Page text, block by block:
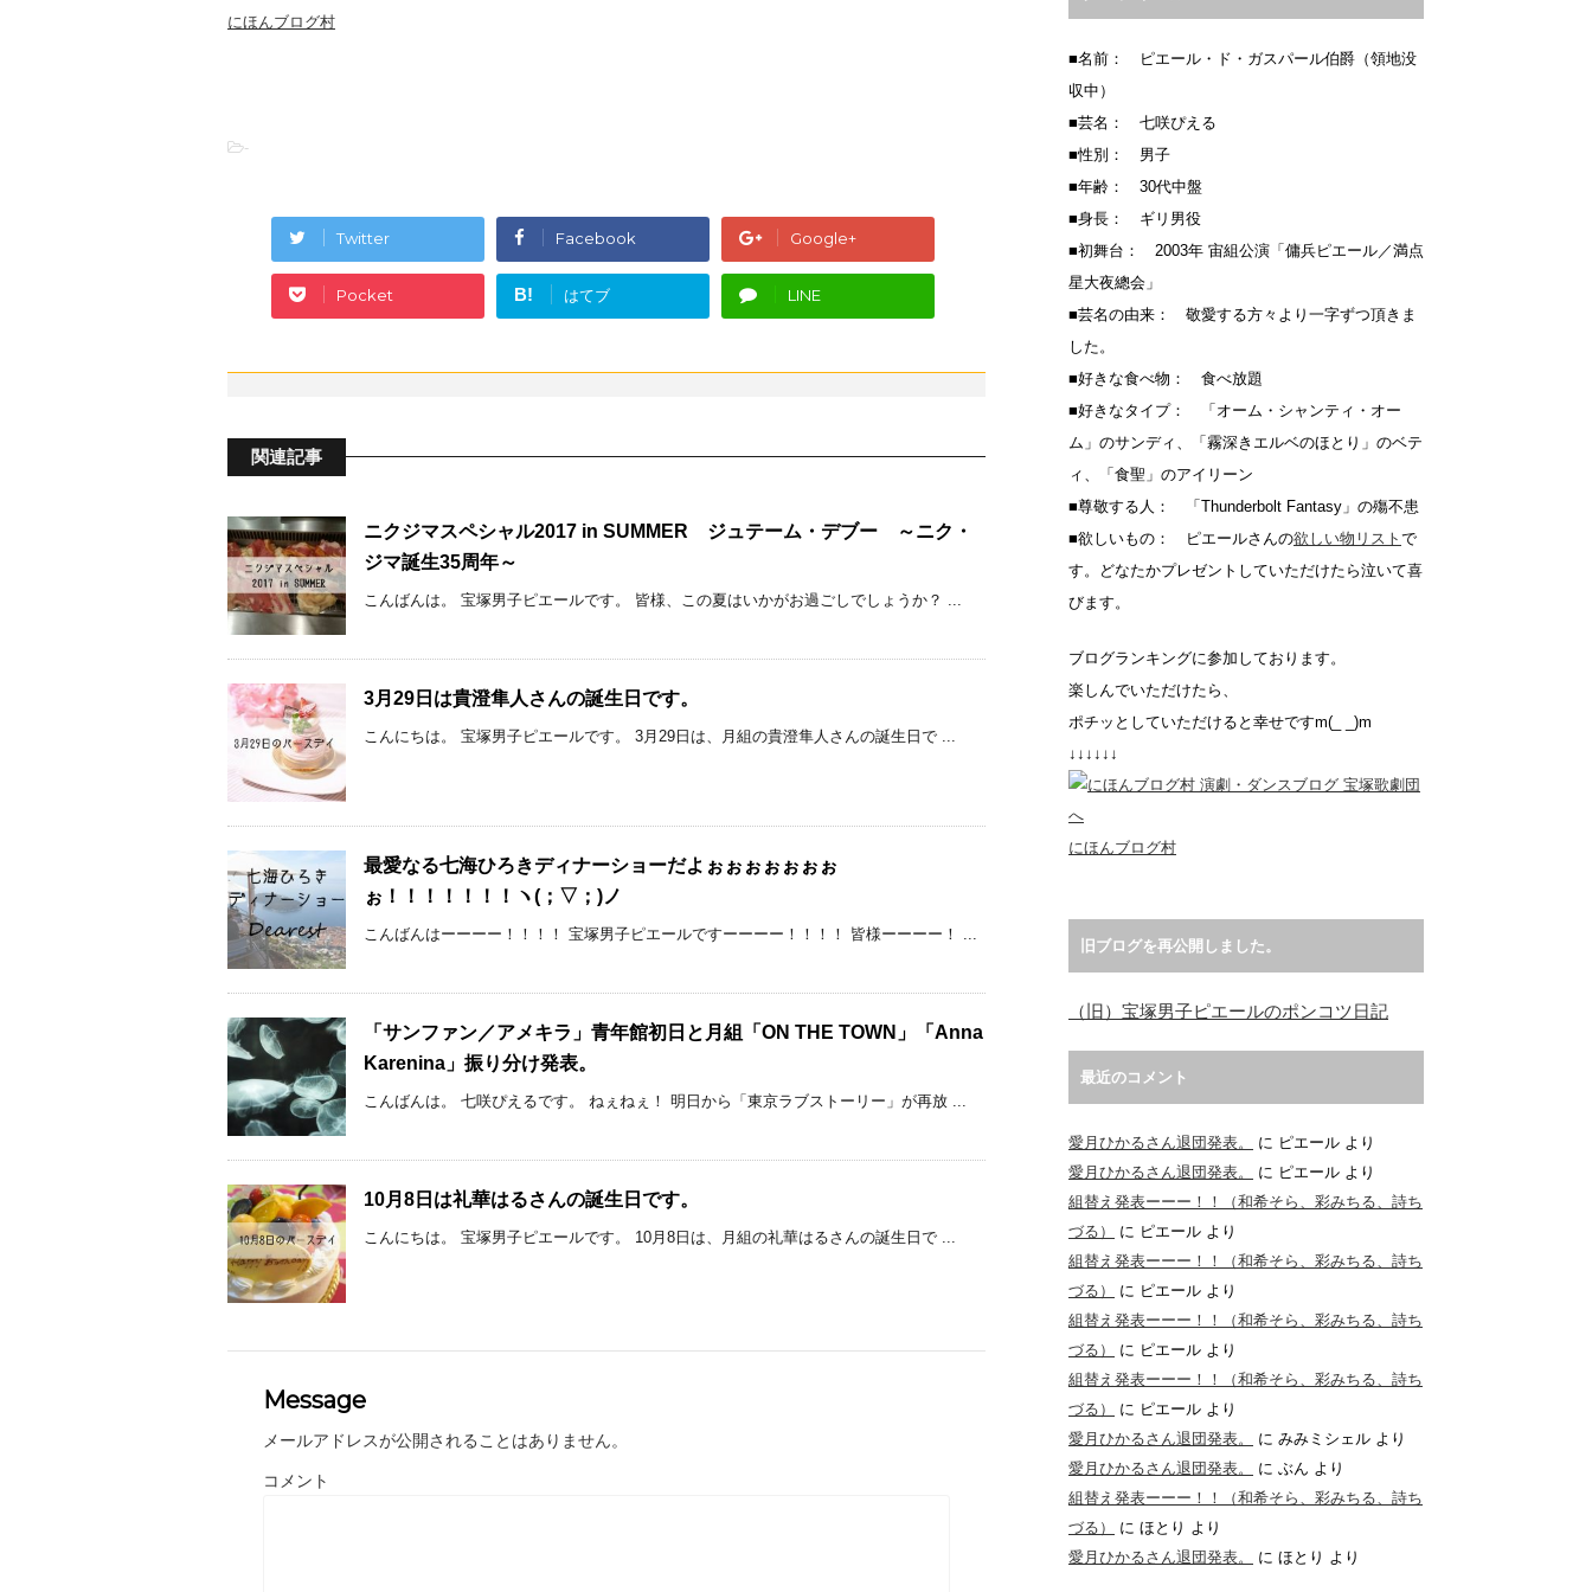
にほんブログ村
-
Twitter Facebook Google+
Pocket B! はてブ LINE
関連記事
ニクジマスペシャル2017 in SUMMER ジュテーム・デブー ～ニク・
ジマ誕生35周年～
こんばんは。 宝塚男子ピエールです。 皆様、この夏はいかがお過ごしでしょうか？ ...
3月29日は貴澄隼人さんの誕生日です。
こんにちは。 宝塚男子ピエールです。 3月29日は、月組の貴澄隼人さんの誕生日で ...
最愛なる七海ひろきディナーショーだよぉぉぉぉぉぉぉ
ぉ！！！！！！！ヽ(；▽；)ノ
こんばんはーーーー！！！！ 宝塚男子ピエールですーーーー！！！！ 皆様ーーーー！ ...
「サンファン／アメキラ」青年館初日と月組「ON THE TOWN」「Anna
Karenina」振り分け発表。
こんばんは。 七咲ぴえるです。 ねぇねぇ！ 明日から「東京ラブストーリー」が再放 ...
10月8日は礼華はるさんの誕生日です。
こんにちは。 宝塚男子ピエールです。 10月8日は、月組の礼華はるさんの誕生日で ...
Message
メールアドレスが公開されることはありません。
コメント
■名前： ピエール・ド・ガスパール伯爵（領地没
収中）
■芸名： 七咲ぴえる
■性別： 男子
■年齢： 30代中盤
■身長： ギリ男役
■初舞台： 2003年 宙組公演「傭兵ピエール／満点
星大夜總会」
■芸名の由来： 敬愛する方々より一字ずつ頂きま
した。
■好きな食べ物： 食べ放題
■好きなタイプ： 「オーム・シャンティ・オー
ム」のサンディ、「霧深きエルベのほとり」のベテ
ィ、「食聖」のアイリーン
■尊敬する人： 「Thunderbolt Fantasy」の殤不患
■欲しいもの： ピエールさんの欲しい物リスト で
す。どなたかプレゼントしていただけたら泣いて喜
びます。
ブログランキングに参加しております。
楽しんでいただけたら、
ポチッとしていただけると幸せですm(_ _)m
↓↓↓↓↓↓
にほんブログ村
旧ブログを再公開しました。
（旧）宝塚男子ピエールのポンコツ日記
最近のコメント
愛月ひかるさん退団発表。 に ピエール より
愛月ひかるさん退団発表。
に ピエール より
組替え発表ーーー！！（和希そら、彩みちる、詩ち
づる）
に ピエール より
組替え発表ーーー！！（和希そら、彩みちる、詩ち
づる）
に ピエール より
組替え発表ーーー！！（和希そら、彩みちる、詩ち
づる）
に ピエール より
組替え発表ーーー！！（和希そら、彩みちる、詩ち
づる）
に ピエール より
愛月ひかるさん退団発表。
に みみミシェル より
愛月ひかるさん退団発表。
に ぶん より
組替え発表ーーー！！（和希そら、彩みちる、詩ち
づる）
に ほとり より
愛月ひかるさん退団発表。
に ほとり より